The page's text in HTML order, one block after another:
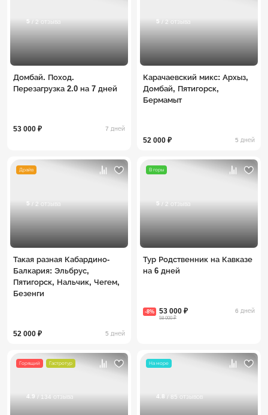
5 / 2 отзыва
Домбай. Поход.
Перезагрузка 2.0 на 7 дней
53 000 ₽ 7 дней
5 / 2 отзыва
Карачаевский микс: Архыз,
Домбай, Пятигорск,
Бермамыт
52 000 ₽ 5 дней
Драйв
5 / 2 отзыва
Такая разная Кабардино-
Балкария: Эльбрус,
Пятигорск, Нальчик, Чегем,
Безенги
52 000 ₽ 5 дней
В горы
5 / 2 отзыва
Тур Родственник на Кавказе
на 6 дней
-8% 53 000 ₽
58 000 ₽
6 дней
Горящий Гастротур
4.9 / 134 отзыва
На море
4.8 / 85 отзывов